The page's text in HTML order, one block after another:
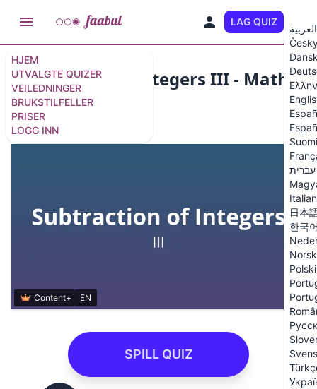
HJEM
UTVALGTE QUIZER
VEILEDNINGER
BRUKSTILFELLER
PRISER
LOGG INN
LAG QUIZ
العربية
Suomi
עברית
日本
한국
Norsk
Polski
Subtraction of integers III - Math
Quiz
15 spørsmål
Content+ EN
SPILL QUIZ